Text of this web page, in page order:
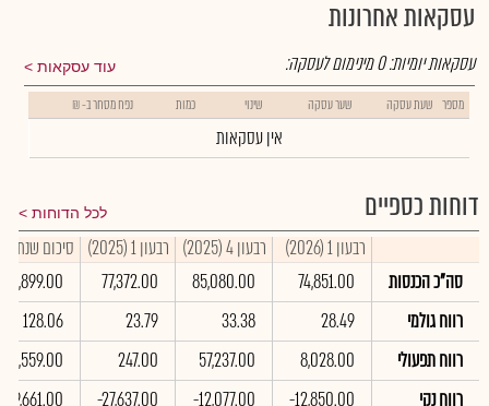
עסקאות אחרונות
עוד עסקאות עסקאות יומיות:0מינימום לעסקה:
מספר שעת עסקה שער עסקה שינוי כמות נפח מסחר ב- ₪
אין עסקאות
דוחות כספיים לכל הדוחות
רבעון 1 (2026) רבעון 4 (2025) רבעון 1 (2025)
סיכום שנתי 2025
סה"כ הכנסות
74,851.00
85,080.00
77,372.00
רווח גולמי
28.49
33.38
23.79
128.06
רווח תפעולי
8,028.00
57,237.00
247.00
83,559.00
רווח נקי
-12,850.00
-12,077.00
-27,637.00